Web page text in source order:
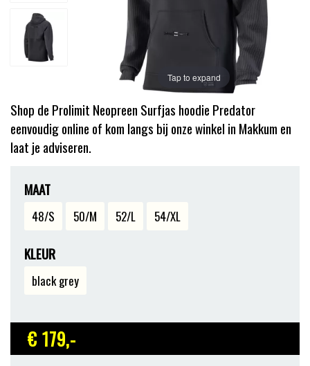
Tap to expand
Shop de Prolimit Neopreen Surfjas hoodie Predator
eenvoudig online of kom langs bij onze winkel in Makkum en
laat je adviseren.
MAAT
48/S 50/M 52/L 54/XL
KLEUR
black grey
€ 179,-